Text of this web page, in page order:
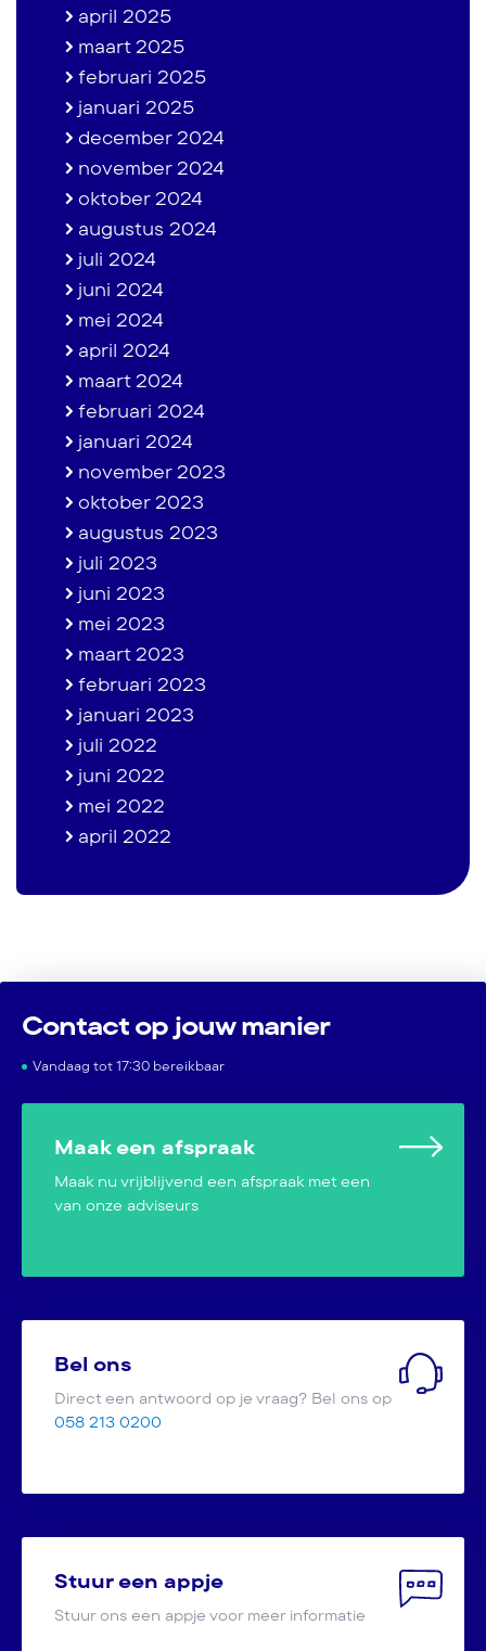
april 2025
maart 2025
februari 2025
januari 2025
december 2024
november 2024
oktober 2024
augustus 2024
juli 2024
juni 2024
mei 2024
april 2024
maart 2024
februari 2024
januari 2024
november 2023
oktober 2023
augustus 2023
juli 2023
juni 2023
mei 2023
maart 2023
februari 2023
januari 2023
juli 2022
juni 2022
mei 2022
april 2022
Contact op jouw manier
Vandaag tot 17:30 bereikbaar
Maak een afspraak
Maak nu vrijblijvend een afspraak met een
van onze adviseurs
Bel ons
Direct een antwoord op je vraag? Bel ons op
058 213 0200
Stuur een appje
Stuur ons een appje voor meer informatie